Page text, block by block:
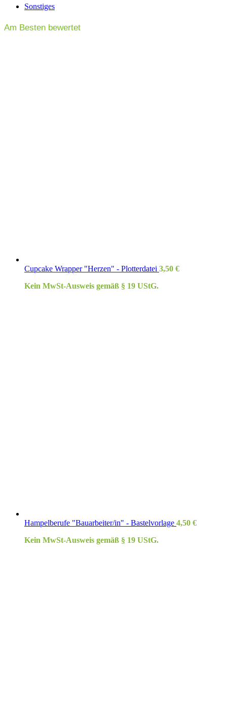
Sonstiges
Am Besten bewertet
Cupcake Wrapper "Herzen" - Plotterdatei 3,50 €
Kein MwSt-Ausweis gemäß § 19 UStG.
Hampelberufe "Bauarbeiter/in" - Bastelvorlage 4,50 €
Kein MwSt-Ausweis gemäß § 19 UStG.